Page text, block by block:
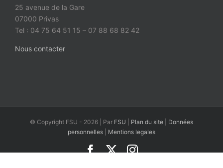
25 avenue de la Gare
07000 Privas
Tel : 04 75 64 51 15 – 07 88 68 82 42
Nous contacter
© Copyright FSU - 2026 | Par FSU Plan du site
Données
personnelles
Mentions legales
FacebookInstagram